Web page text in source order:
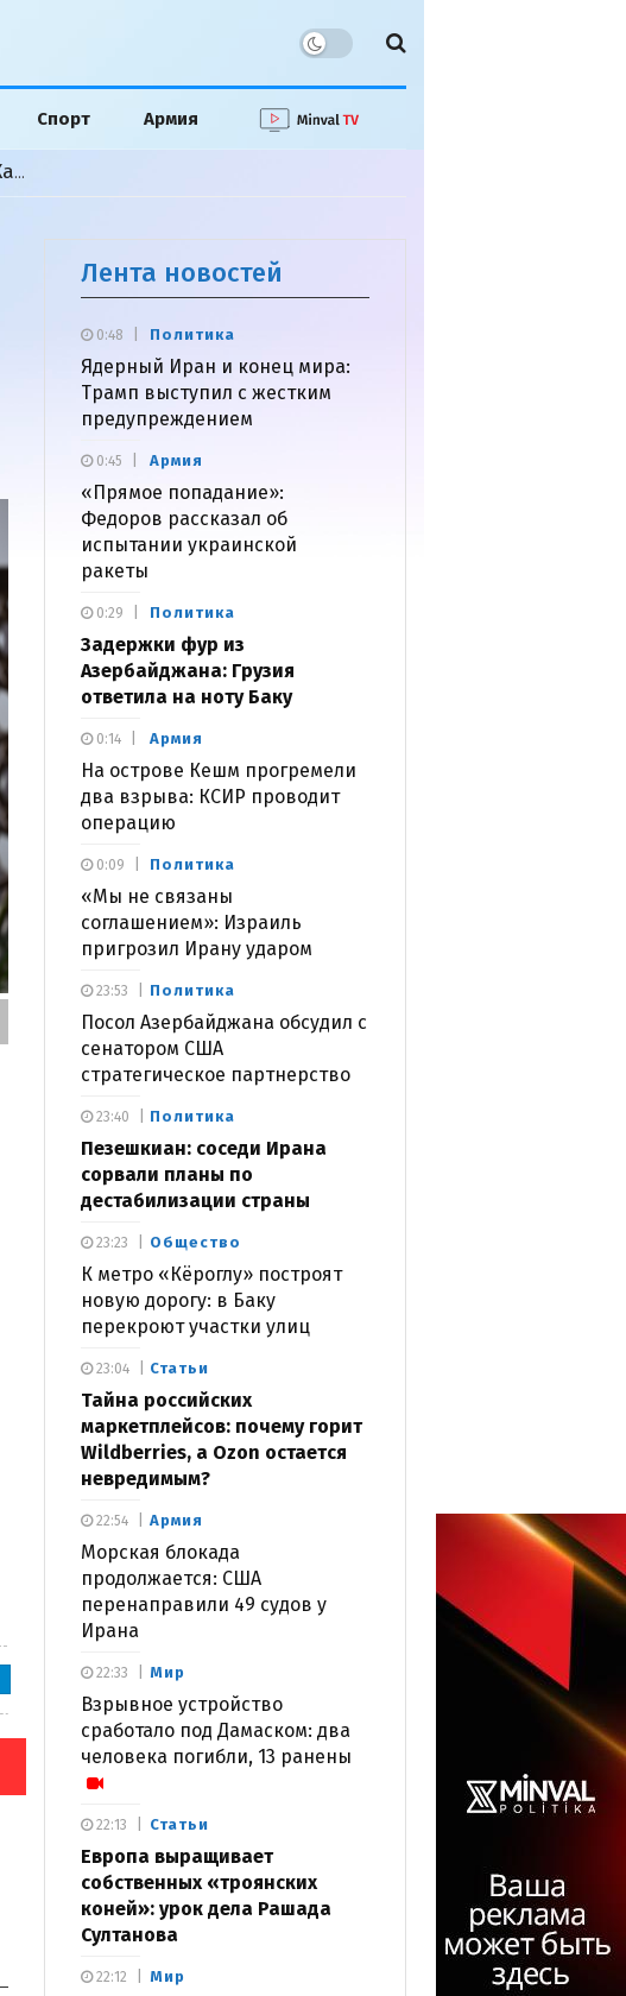
Спорт Армия
Американский аналитик выпускает книгу о победе Азербайджана в Карабахской войне
Лента новостей
Политика
Ядерный Иран и конец мира:
Трамп выступил с жестким
предупреждением
0:48
Армия
«Прямое попадание»:
Федоров рассказал об
испытании украинской
ракеты
0:45
Политика
Задержки фур из
Азербайджана: Грузия
ответила на ноту Баку
0:29
Армия
На острове Кешм прогремели
два взрыва: КСИР проводит
операцию
0:14
Политика
«Мы не связаны
соглашением»: Израиль
пригрозил Ирану ударом
0:09
Политика
Посол Азербайджана обсудил с
сенатором США
стратегическое партнерство
23:53
Политика
Пезешкиан: соседи Ирана
сорвали планы по
дестабилизации страны
23:40
Общество
К метро «Кёроглу» построят
новую дорогу: в Баку
перекроют участки улиц
23:23
Статьи
Тайна российских
маркетплейсов: почему горит
Wildberries, а Ozon остается
невредимым?
23:04
Армия
Морская блокада
продолжается: США
перенаправили 49 судов у
Ирана
22:54
Мир
Взрывное устройство
сработало под Дамаском: два
человека погибли, 13 ранены
22:33
Статьи
Европа выращивает
собственных «троянских
коней»: урок дела Рашада
Султанова
22:13
Мир
22:12